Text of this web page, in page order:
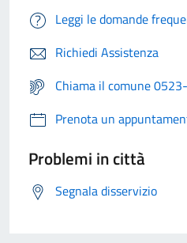
Leggi le domande
Richiedi Assistenza
Chiama il comune
Prenota un
Problemi in città
Segnala disservizio